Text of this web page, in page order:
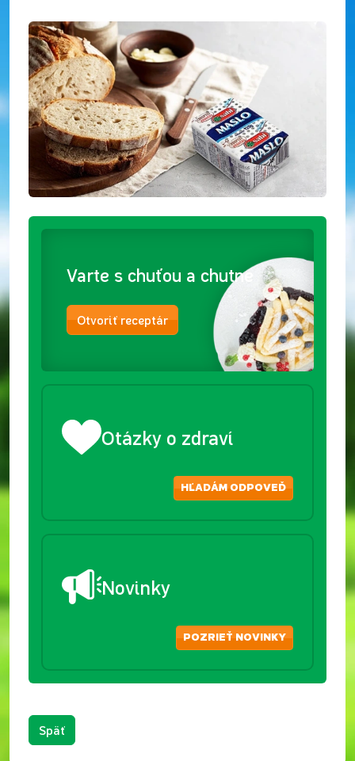
Varte s chuťou a chutne
Otvoriť receptár
Otázky o zdraví
HĽADÁM ODPOVEĎ
Novinky
POZRIEŤ NOVINKY
Späť